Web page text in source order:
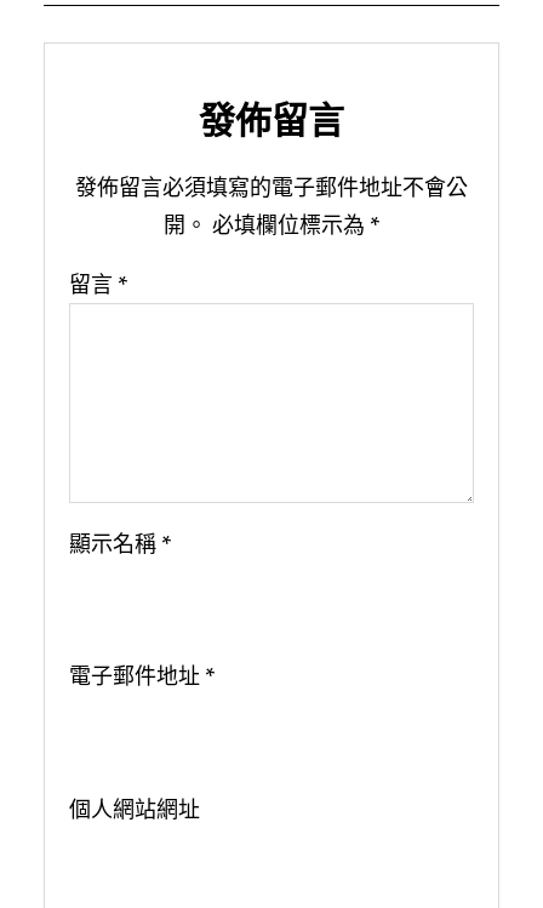
發佈留言
發佈留言必須填寫的電子郵件地址不會公
開。 必填欄位標示為 *
留言 *
顯示名稱 *
電子郵件地址 *
個人網站網址